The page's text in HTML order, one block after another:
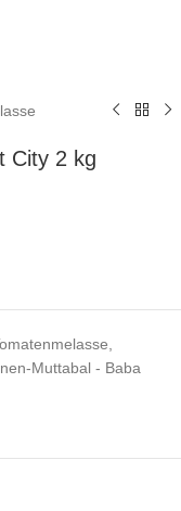
City 2 kg
Muttabal - Baba